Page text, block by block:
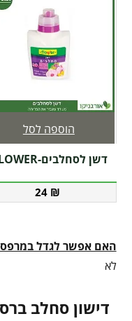
דשן לסחלבים-FLOWER
24 ₪
הוספה לסל
האם אפשר לגדל
לא
דישון סחלב